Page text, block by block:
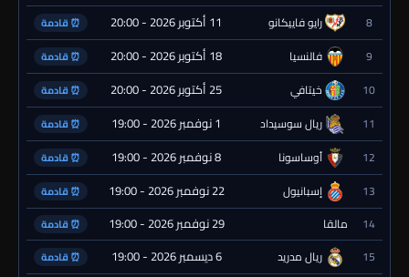
8 رايو فاييكانو 11 أكتوبر 2026 - 20:00 ⏰ قادمة
9 فالنسيا 18 أكتوبر 2026 - 20:00 ⏰ قادمة
10 خيتافي 25 أكتوبر 2026 - 20:00 ⏰ قادمة
11 ريال سوسيداد 1 نوفمبر 2026 - 19:00 ⏰ قادمة
12 أوساسونا 8 نوفمبر 2026 - 19:00 ⏰ قادمة
13 إسبانيول 22 نوفمبر 2026 - 19:00 ⏰ قادمة
14 مالقا 29 نوفمبر 2026 - 19:00 ⏰ قادمة
15 ريال مدريد 6 ديسمبر 2026 - 19:00 ⏰ قادمة